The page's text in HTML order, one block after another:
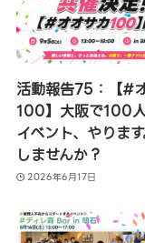
活動報告75：【#
100】大阪で100
イベント、やりま
しませんか？
2026年6月17日